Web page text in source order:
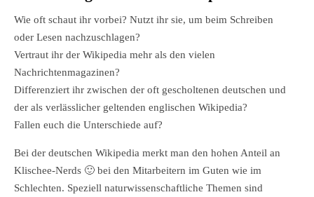
Wie oft schaut ihr vorbei? Nutzt ihr sie, um beim Schreiben
oder Lesen nachzuschlagen?
Vertraut ihr der Wikipedia mehr als den vielen
Nachrichtenmagazinen?
Differenziert ihr zwischen der oft gescholtenen deutschen und
der als verlässlicher geltenden englischen Wikipedia?
Fallen euch die Unterschiede auf?
Bei der deutschen Wikipedia merkt man den hohen Anteil an
Klischee-Nerds 🙂 bei den Mitarbeitern im Guten wie im
Schlechten. Speziell naturwissenschaftliche Themen sind